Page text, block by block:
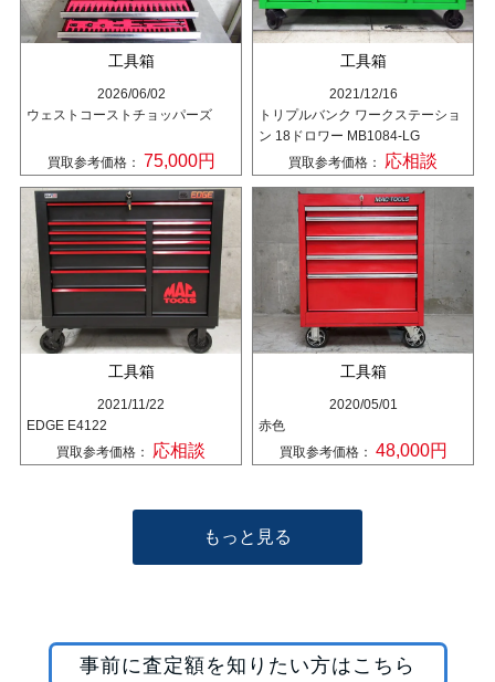
工具箱
2026/06/02
ウェストコーストチョッパーズ
買取参考価格： 75,000円
工具箱
2021/12/16
トリプルバンク ワークステーショ
ン 18ドロワー MB1084-LG
買取参考価格： 応相談
工具箱
2021/11/22
EDGE E4122
買取参考価格： 応相談
工具箱
2020/05/01
赤色
買取参考価格： 48,000円
もっと見る
事前に査定額を知りたい方はこちら